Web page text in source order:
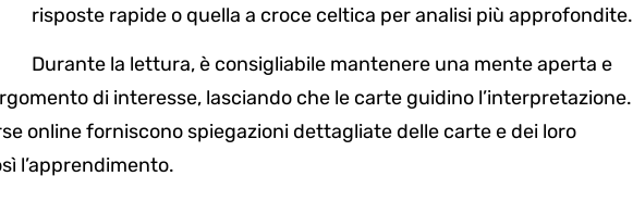
risposte rapide o quella a croce celtica per analisi più approfondite.
Durante la lettura, è consigliabile mantenere una mente aperta e
di interesse, lasciando che le carte guidino l’interpretazione.
online forniscono spiegazioni dettagliate delle carte e dei loro
l’apprendimento.